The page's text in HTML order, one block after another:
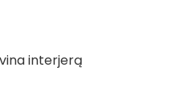
interjerą